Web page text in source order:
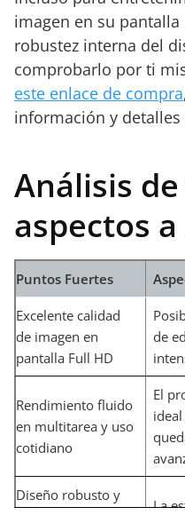
imagen en su
robustez interna del
comprobarlo por ti
este enlace de compra
información y
Análisis
aspectos
Puntos Fuertes
Excelente calidad
de imagen en
pantalla Full HD
de
Rendimiento fluido
en multitarea y uso
cotidiano
El
Diseño robusto y
La